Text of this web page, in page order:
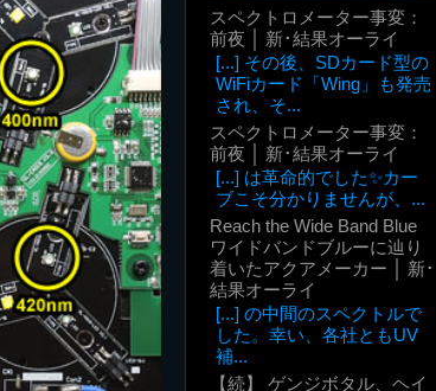
スペクトロメーター事変：
前夜 │ 新･結果オーライ
[...] その後、SDカード型の
WiFiカード「Wing」も発売
され、そ...
スペクトロメーター事変：
前夜 │ 新･結果オーライ
[...] は革命的でした✨カー
ブこそ分かりませんが、...
Reach the Wide Band Blue
ワイドバンドブルーに辿り
着いたアクアメーカー │ 新･
結果オーライ
[...] の中間のスペクトルで
した。幸い、各社ともUV
補...
【続】 ゲンジボタル、ヘイ